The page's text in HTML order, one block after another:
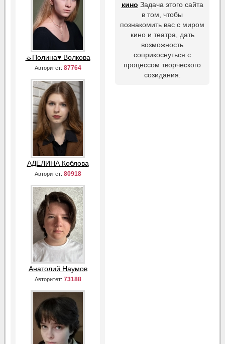
☼Полина♥ Волкова
Авторитет: 87764
АДЕЛИНА Коблова
Авторитет: 80918
Анатолий Наумов
Авторитет: 73188
кино Задача этого сайта
в том, чтобы
познакомить вас с миром
кино и театра, дать
возможность
соприкоснуться с
процессом творческого
созидания.